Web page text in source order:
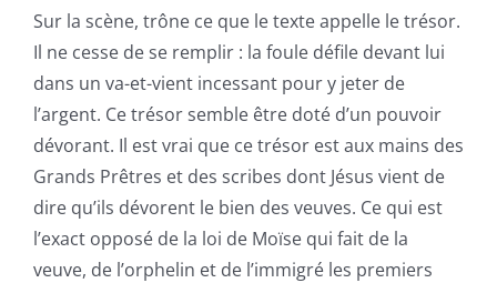
Sur la scène, trône ce que le texte appelle le trésor.
Il ne cesse de se remplir : la foule défile devant lui
dans un va-et-vient incessant pour y jeter de
l’argent. Ce trésor semble être doté d’un pouvoir
dévorant. Il est vrai que ce trésor est aux mains des
Grands Prêtres et des scribes dont Jésus vient de
dire qu’ils dévorent le bien des veuves. Ce qui est
l’exact opposé de la loi de Moïse qui fait de la
veuve, de l’orphelin et de l’immigré les premiers